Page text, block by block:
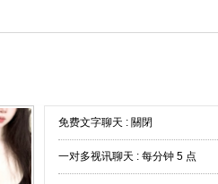
免费文字聊天 : 關閉
一对多视讯聊天 : 每分钟 5 点